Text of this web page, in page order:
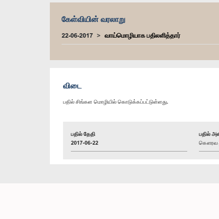
கேள்வியின் வரலாறு
22-06-2017 வாய்மொழியாக பதிலளித்தார்
விடை
பதில் சிங்கள மொழியில் கொடுக்கப்பட்டுள்ளது.
பதில் தேதி
2017-06-22
பதில்
கௌரவ